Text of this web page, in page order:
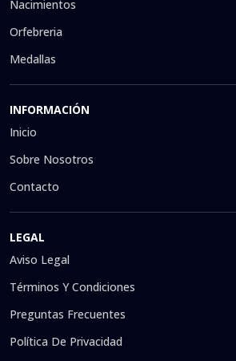
Nacimientos
Orfebreria
Medallas
INFORMACIÓN
Inicio
Sobre Nosotros
Contacto
LEGAL
Aviso Legal
Términos Y Condiciones
Preguntas Frecuentes
Política De Privacidad